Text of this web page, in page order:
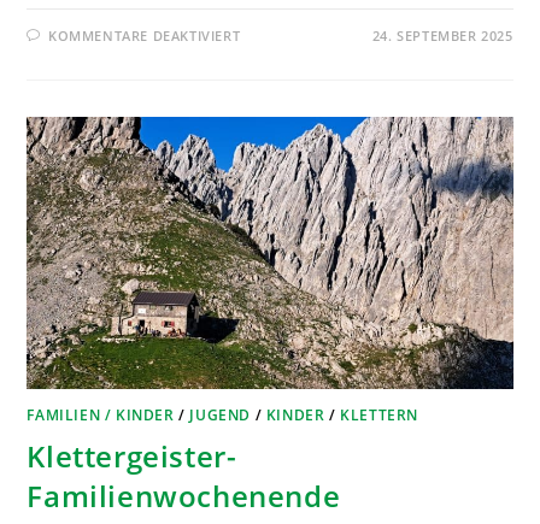
KOMMENTARE DEAKTIVIERT 24. SEPTEMBER 2025
FAMILIEN / KINDER / JUGEND / KINDER / KLETTERN
Klettergeister-
Familienwochenende